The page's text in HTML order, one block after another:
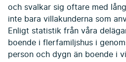
och svalkar sig oftare med
inte bara villakunderna som
Enligt statistik från våra
boende i flerfamiljshus i
person och dygn än boende i